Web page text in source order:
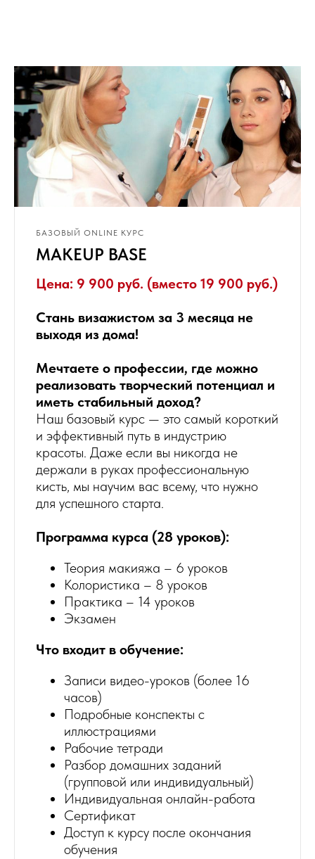
БАЗОВЫЙ ONLINE КУРС
MAKEUP BASE
Цена: 9 900 руб. (вместо 19 900 руб.)
Стань визажистом за 3 месяца не
выходя из дома!
Мечтаете о профессии, где можно
реализовать творческий потенциал и
иметь стабильный доход?
Наш базовый курс — это самый короткий
и эффективный путь в индустрию
красоты. Даже если вы никогда не
держали в руках профессиональную
кисть, мы научим вас всему, что нужно
для успешного старта.
Программа курса (28 уроков):
Теория макияжа – 6 уроков
Колористика – 8 уроков
Практика – 14 уроков
Экзамен
Что входит в обучение:
Записи видео-уроков (более 16
часов)
Подробные конспекты с
иллюстрациями
Рабочие тетради
Разбор домашних заданий
(групповой или индивидуальный)
Индивидуальная онлайн-работа
Сертификат
Доступ к курсу после окончания
обучения